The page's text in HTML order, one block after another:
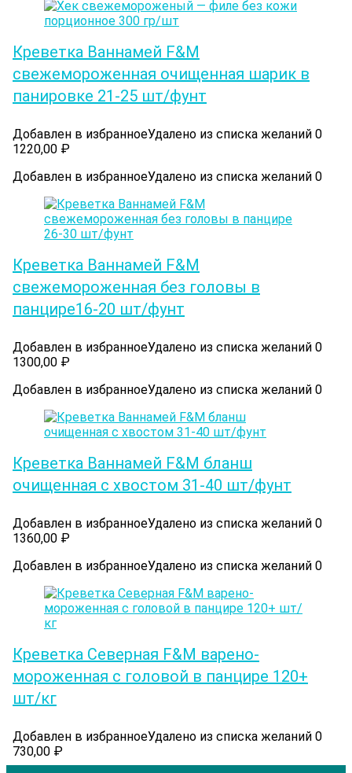
Креветка Ваннамей F&M
свежемороженная очищенная шарик в
панировке 21-25 шт/фунт
Добавлен в избранноеУдалено из списка желаний 0
1220,00 ₽
Добавлен в избранноеУдалено из списка желаний 0
Креветка Ваннамей F&M
свежемороженная без головы в
панцире16-20 шт/фунт
Добавлен в избранноеУдалено из списка желаний 0
1300,00 ₽
Добавлен в избранноеУдалено из списка желаний 0
Креветка Ваннамей F&M бланш
очищенная с хвостом 31-40 шт/фунт
Добавлен в избранноеУдалено из списка желаний 0
1360,00 ₽
Добавлен в избранноеУдалено из списка желаний 0
Креветка Северная F&M варено-
мороженная с головой в панцире 120+
шт/кг
Добавлен в избранноеУдалено из списка желаний 0
730,00 ₽